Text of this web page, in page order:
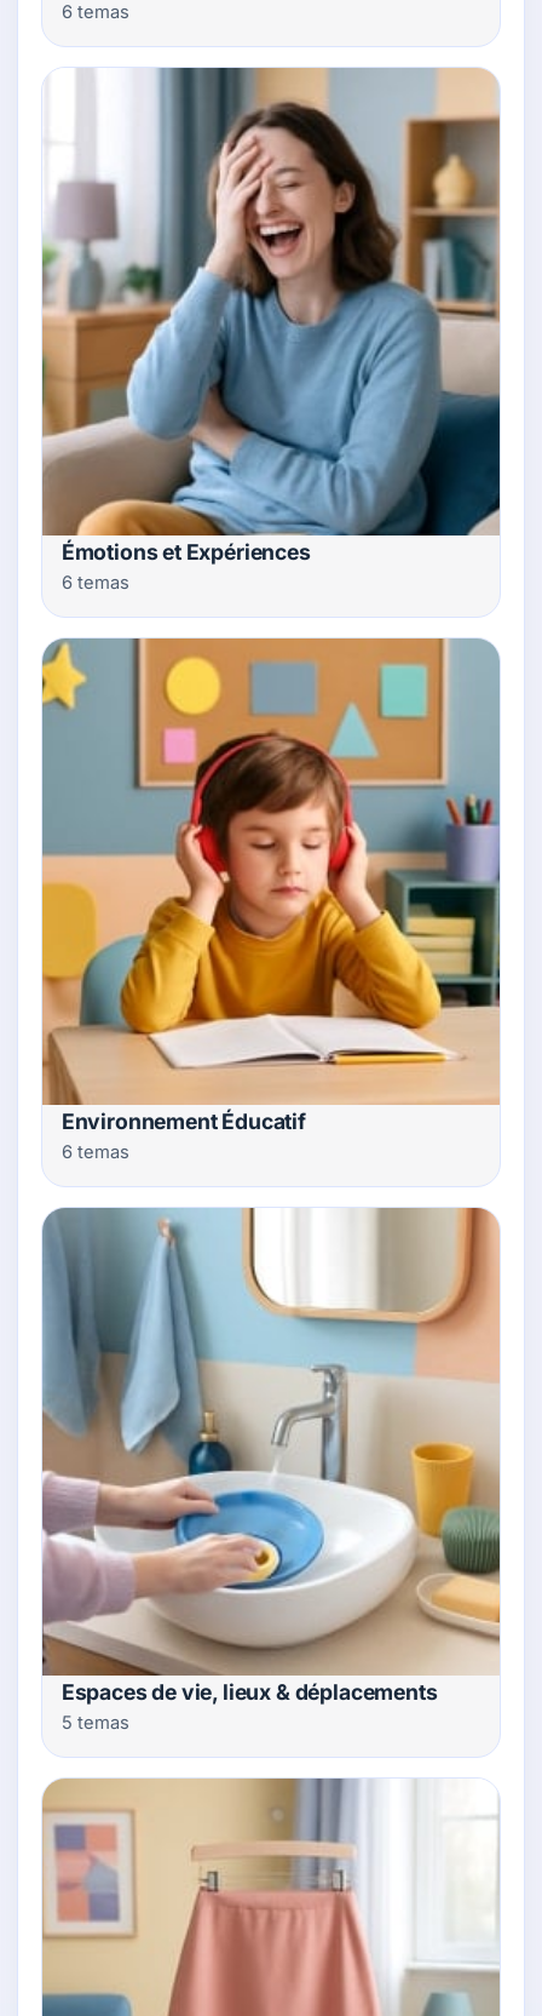
6 temas
Émotions et Expériences
6 temas
Environnement Éducatif
6 temas
Espaces de vie, lieux & déplacements
5 temas